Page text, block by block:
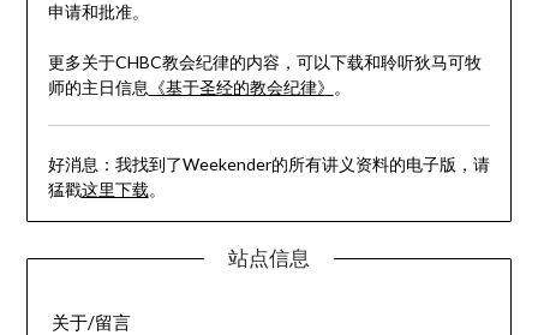
申请和批准。
更多关于CHBC教会纪律的内容，可以下载和聆听狄马可牧
师的主日信息 《基于圣经的教会纪律》 。
好消息：我找到了Weekender的所有讲义资料的电子版，请
猛戳这里下载。
站点信息
关于/留言